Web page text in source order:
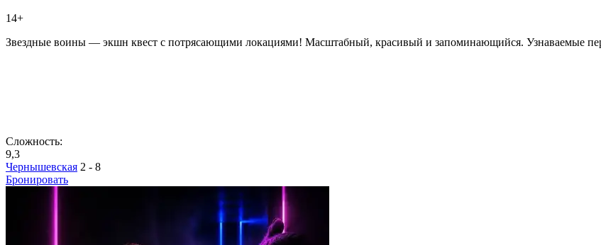
14+
Звездные воины — экшн квест с потрясающими локациями! Масштабный, красивый и запоминающийся. Узнаваемые
Сложность:
9,3
Чернышевская 2 - 8
Бронировать